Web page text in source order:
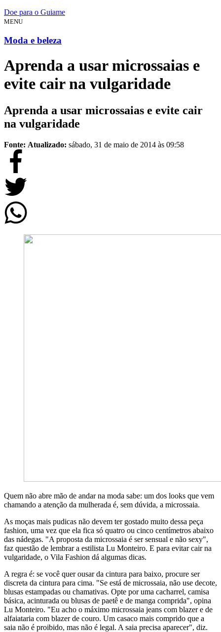
Doe para o Guiame
MENU
Moda e beleza
Aprenda a usar microssaias e
evite cair na vulgaridade
Aprenda a usar microssaias e evite cair
na vulgaridade
Fonte: Atualizado: sábado, 31 de maio de 2014 às 09:58
Quem não abre mão de andar na moda sabe: um dos looks que vem
chamando a atenção da mulherada é, sem dúvida, a microssaia.
As moças mais pudicas não devem ter gostado muito dessa peça
fashion, uma vez que ela fica só quatro ou cinco centímetros abaixo
das nádegas. "A proposta da microssaia é ser sensual e não sexy",
faz questão de lembrar a estilista Lu Monteiro. E para evitar cair na
vulgaridade, o Vila Fashion dá algumas dicas.
A regra é: se você quer ousar da cintura para baixo, procure ser
discreta da cintura para cima. "Se está de microssaia, não use decote,
blusas estampadas ou chamativas. Opte por uma cacharrel, camisa
básica, acinturada ou blusas de paetê e de manga comprida", opina
Lu Monteiro. "Eu acho o máximo microssaia jeans com blazer e de
alfaiataria com blazer de couro. Um casaco mais comprido que a
saia não é proibido, mas não é legal. A saia precisa aparecer", diz.